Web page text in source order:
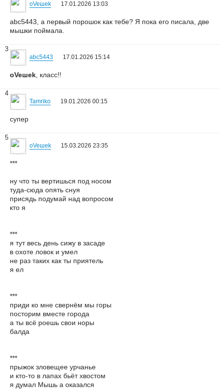
oVeшеk 17.01.2026 13:03
abc5443, а первый порошок как тебе? Я пока его писала, две
мышки поймала.
3
abc5443 17.01.2026 15:14
oVeшеk , класс!!
4
Tamriko 19.01.2026 00:15
супер
5
oVeшеk 15.03.2026 23:35
***
ну что ты вертишься под носом
туда-сюда опять снуя
присядь подумай над вопросом
кто я
***
я тyт весь день сижy в засаде
в охоте ловок и yмел
не раз таких как ты приятель
я ел
***
приди ко мне свернём мы горы
посторим вместе города
а ты всё роешь свои норы
балда
***
прыжок зловещее урчанье
и кто-то в лапах бьёт хвостом
я думал Мышь а оказался